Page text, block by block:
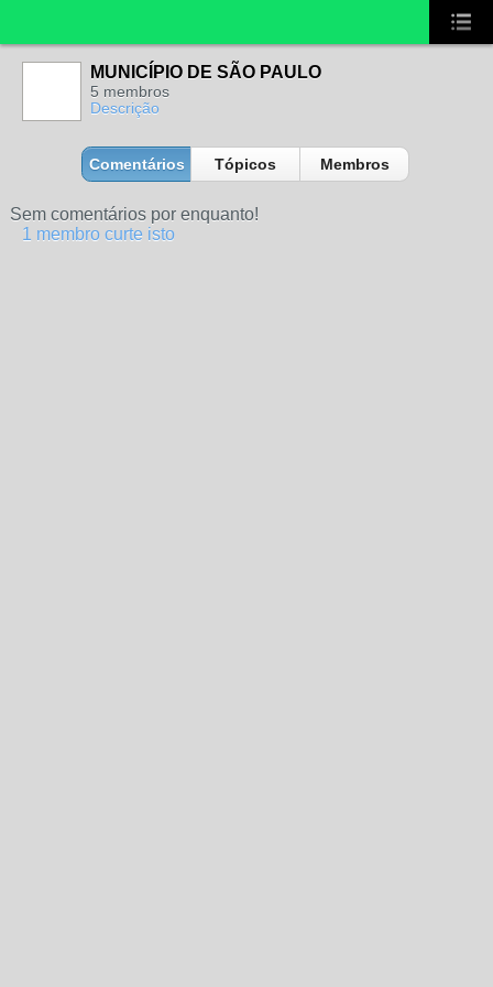
MUNICÍPIO DE SÃO PAULO
5 membros
Descrição
Comentários Tópicos Membros
Sem comentários por enquanto!
1 membro curte isto